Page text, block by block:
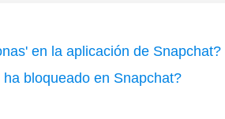
en la aplicación de Snapchat?
bloqueado en Snapchat?